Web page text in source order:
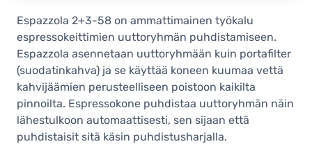
Espazzola 2+3-58 on ammattimainen työkalu
espressokeittimien uuttoryhmän puhdistamiseen.
Espazzola asennetaan uuttoryhmään kuin portafilter
(suodatinkahva) ja se käyttää koneen kuumaa vettä
kahvijäämien perusteelliseen poistoon kaikilta
pinnoilta. Espressokone puhdistaa uuttoryhmän näin
lähestulkoon automaattisesti, sen sijaan että
puhdistaisit sitä käsin puhdistusharjalla.